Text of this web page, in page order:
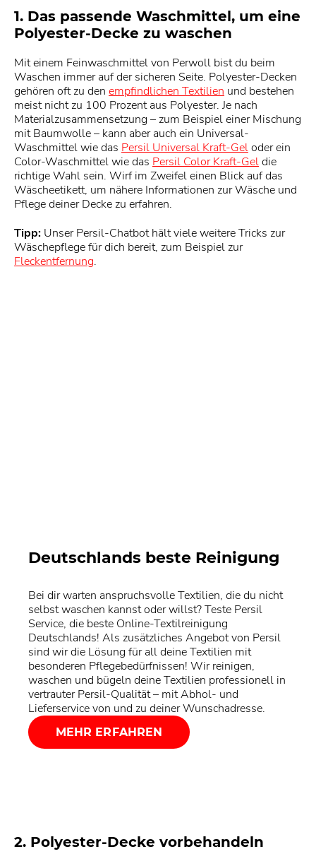
1. Das passende Waschmittel, um eine
Polyester-Decke zu waschen
Mit einem Feinwaschmittel von Perwoll bist du beim
Waschen immer auf der sicheren Seite. Polyester-Decken
gehören oft zu den empfindlichen Textilien und bestehen
meist nicht zu 100 Prozent aus Polyester. Je nach
Materialzusammensetzung – zum Beispiel einer Mischung
mit Baumwolle – kann aber auch ein Universal-
Waschmittel wie das Persil Universal Kraft-Geloder ein
Color-Waschmittel wie das Persil Color Kraft-Geldie
richtige Wahl sein. Wirf im Zweifel einen Blick auf das
Wäscheetikett, um nähere Informationen zur Wäsche und
Pflege deiner Decke zu erfahren.
Tipp: Unser Persil-Chatbot hält viele weitere Tricks zur
Wäschepflege für dich bereit, zum Beispiel zur
Fleckentfernung.
Deutschlands beste Reinigung
Bei dir warten anspruchsvolle Textilien, die du nicht
selbst waschen kannst oder willst? Teste Persil
Service, die beste Online-Textilreinigung
Deutschlands! Als zusätzliches Angebot von Persil
sind wir die Lösung für all deine Textilien mit
besonderen Pflegebedürfnissen! Wir reinigen,
waschen und bügeln deine Textilien professionell in
vertrauter Persil-Qualität – mit Abhol- und
Lieferservice von und zu deiner Wunschadresse.
MEHR ERFAHREN
2. Polyester-Decke vorbehandeln